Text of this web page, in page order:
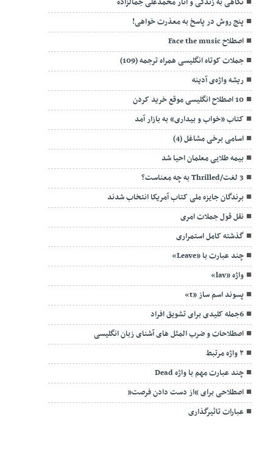
پنج روش در پاسخ به معذرت خواهی!
اصطلاح Face the music
جملات کوتاه انگلیسی همراه ترجمه (109)
ریشه واژه‌ی آدینه
10 اصطلاح انگلیسی موقع خرید کردن
کتاب «خواب و بیداری» به بازار آمد
اسامی برخی مشاغل (4)
بیمه طلایی معلمان احیا شد
3 لغت/Thrilled به چه معناست؟
برندگان جایزه ملی کتاب آمریکا انتخاب شدند
نقل قول جملات امری
گذشته کامل استمراری
چند عبارت با «Leave»
واژه «lav»
پسوند اسم ساز «t»
6جمله کلیدی برای تشویق افراد
اصطلاحات و ضرب المثل های آشنای زبان انگلیسی
۲ واژه مرتبط
چند عبارت مهم با واژه Dead
اصطلاحی برای “از دست دادن فرصت”
عبارات تاثیرگذاری